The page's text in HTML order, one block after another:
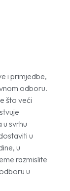
i primjedbe,
odboru.
što veći
u svrhu
u
u
razmislite
u